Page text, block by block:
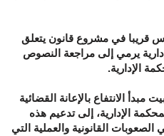
قريبا في مشروع قانون يتعلق
يرمي إلى مراجعة النصوص
الإدارية.
الانتفاع بالإعانة القضائية
من قانون المحكمة الإدارية، إلى تدعيم هذه
القانونية والعملية التي